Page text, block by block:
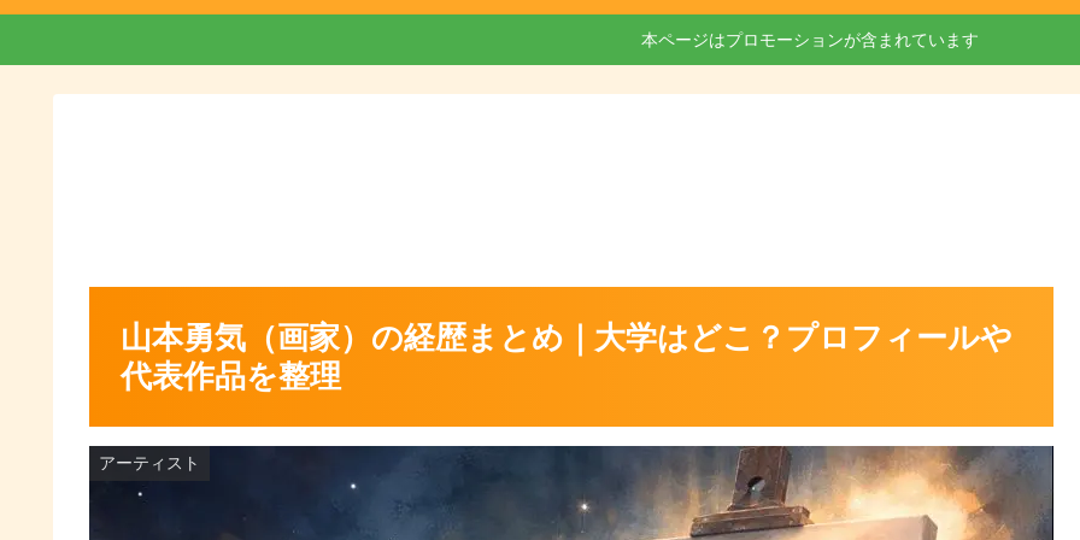
本ページはプロモーションが含まれています
山本勇気（画家）の経歴まとめ｜大学はどこ？プロフィールや
代表作品を整理
アーティスト